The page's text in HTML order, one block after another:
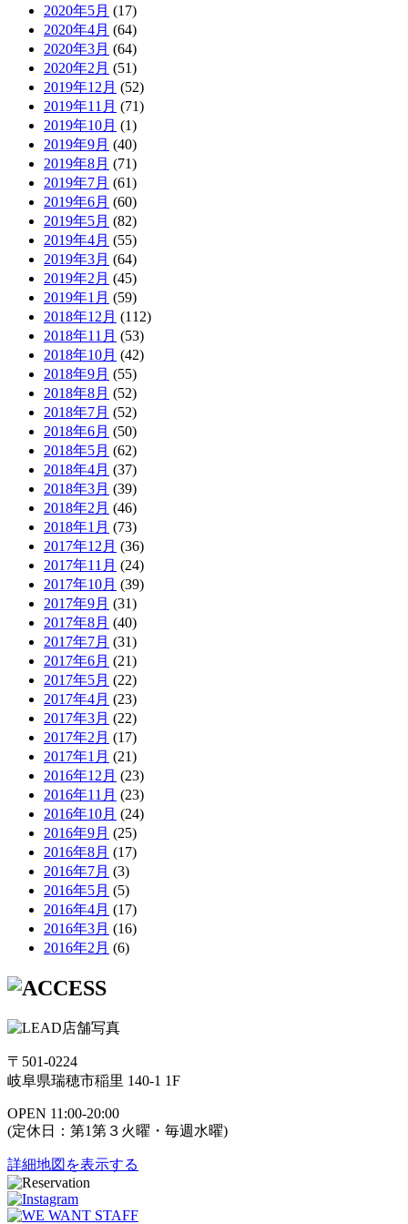
2020年5月 (17)
2020年4月 (64)
2020年3月 (64)
2020年2月 (51)
2019年12月 (52)
2019年11月 (71)
2019年10月 (1)
2019年9月 (40)
2019年8月 (71)
2019年7月 (61)
2019年6月 (60)
2019年5月 (82)
2019年4月 (55)
2019年3月 (64)
2019年2月 (45)
2019年1月 (59)
2018年12月 (112)
2018年11月 (53)
2018年10月 (42)
2018年9月 (55)
2018年8月 (52)
2018年7月 (52)
2018年6月 (50)
2018年5月 (62)
2018年4月 (37)
2018年3月 (39)
2018年2月 (46)
2018年1月 (73)
2017年12月 (36)
2017年11月 (24)
2017年10月 (39)
2017年9月 (31)
2017年8月 (40)
2017年7月 (31)
2017年6月 (21)
2017年5月 (22)
2017年4月 (23)
2017年3月 (22)
2017年2月 (17)
2017年1月 (21)
2016年12月 (23)
2016年11月 (23)
2016年10月 (24)
2016年9月 (25)
2016年8月 (17)
2016年7月 (3)
2016年5月 (5)
2016年4月 (17)
2016年3月 (16)
2016年2月 (6)
〒501-0224
岐阜県瑞穂市稲里 140-1 1F
OPEN 11:00-20:00
(定休日：第1第３火曜・毎週水曜)
詳細地図を表示する